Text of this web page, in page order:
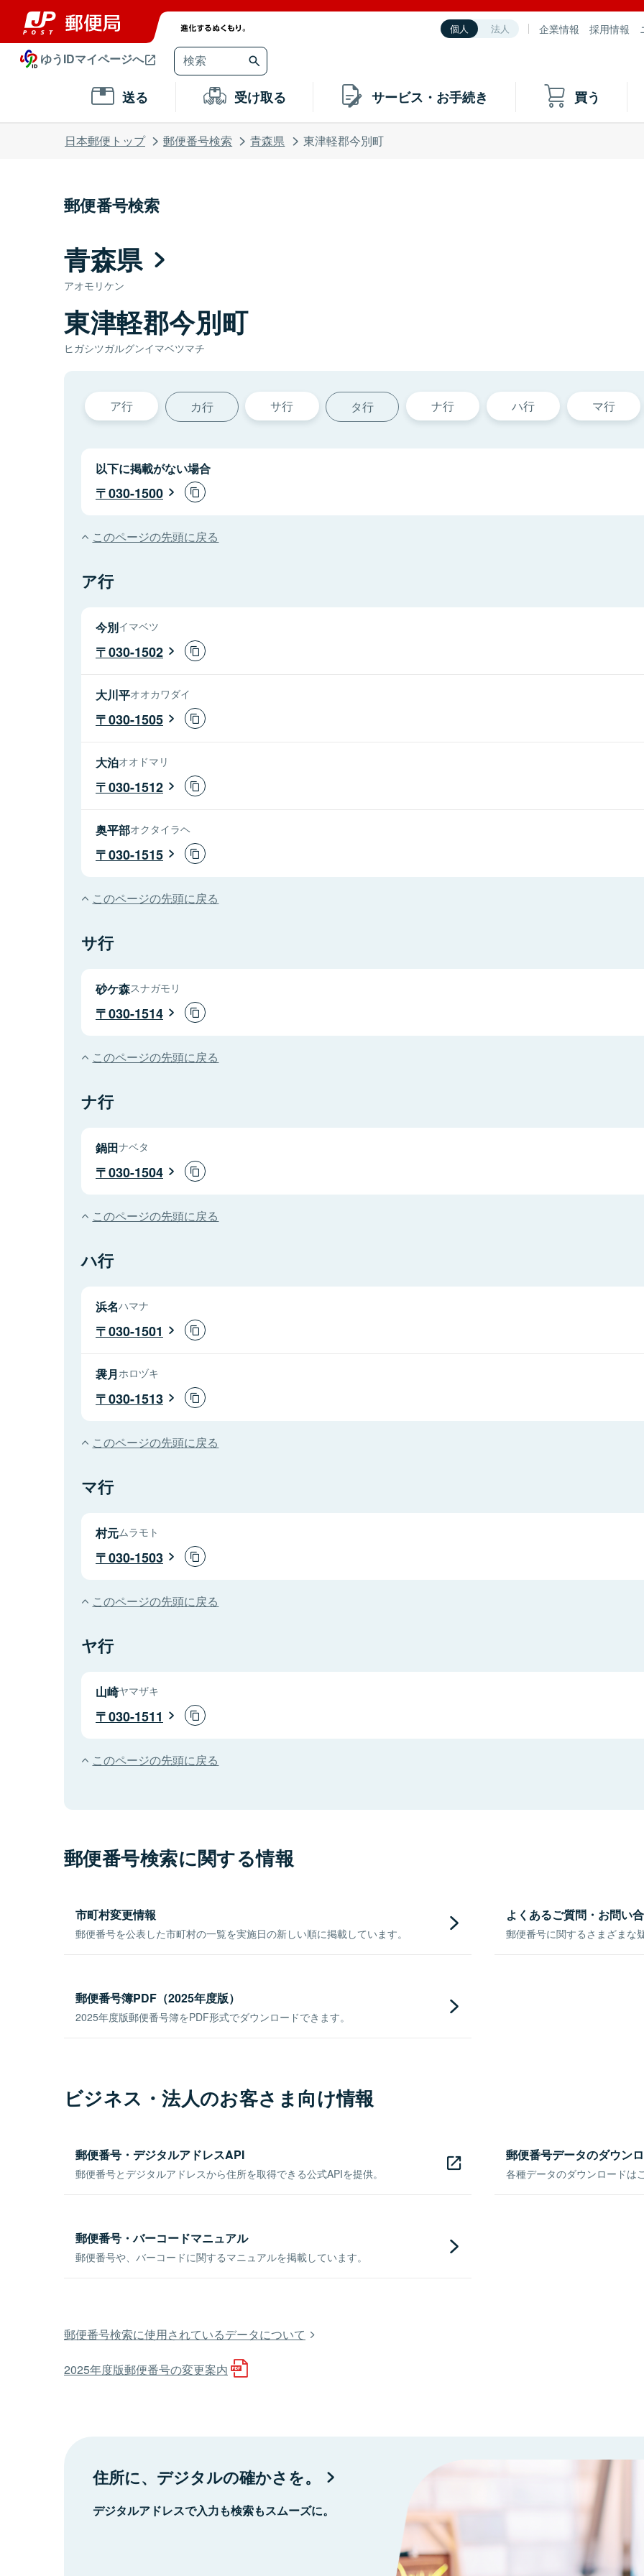
個人 法人 企業情報 採用情報
ゆうIDマイページへ
送る 受け取る サービス・お手続き 買う
日本郵便トップ 郵便番号検索 青森県 東津軽郡今別町
郵便番号検索
青森県
アオモリケン
東津軽郡今別町
ヒガシツガルグンイマベツマチ
ア行 カ行 サ行 タ行 ナ行 ハ行 マ行
以下に掲載がない場合
030-1500
このページの先頭に戻る
ア行
今別イマベツ
030-1502
大川平オオカワダイ
030-1505
大泊オオドマリ
030-1512
奥平部オクタイラヘ
030-1515
このページの先頭に戻る
サ行
砂ケ森スナガモリ
030-1514
このページの先頭に戻る
ナ行
鍋田ナベタ
030-1504
このページの先頭に戻る
ハ行
浜名ハマナ
030-1501
袰月 ホロヅキ
030-1513
このページの先頭に戻る
マ行
村元ムラモト
030-1503
このページの先頭に戻る
ヤ行
山崎ヤマザキ
030-1511
このページの先頭に戻る
郵便番号検索に関する情報
市町村変更情報
郵便番号を公表した市町村の一覧を実施日の新しい順に掲載しています。
よくあるご質問・お問い
郵便番号に関するさまざまな
郵便番号簿PDF（2025年度版）
2025年度版郵便番号簿をPDF形式でダウンロードできます。
ビジネス・法人のお客さま向け情報
郵便番号・デジタルアドレスAPI
郵便番号とデジタルアドレスから住所を取得できる公式APIを提供。
郵便番号データのダウン
各種データのダウンロードは
郵便番号・バーコードマニュアル
郵便番号や、バーコードに関するマニュアルを掲載しています。
郵便番号検索に使用されているデータについて
2025年度版郵便番号の変更案内
住所に、デジタルの確かさを。
デジタルアドレスで入力も検索もスムーズに。